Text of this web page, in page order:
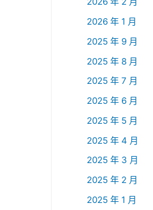
2026 年 1 月
2025 年 9 月
2025 年 8 月
2025 年 7 月
2025 年 6 月
2025 年 5 月
2025 年 4 月
2025 年 3 月
2025 年 2 月
2025 年 1 月